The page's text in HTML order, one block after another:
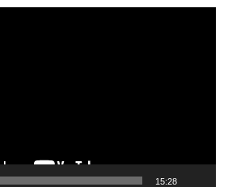
15:28